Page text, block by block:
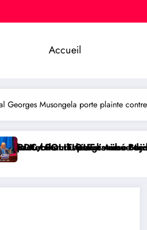
Accueil
Georges Musongela porte plainte
cahiers aux écoliers de la
Sangara plaide pour unRDC/